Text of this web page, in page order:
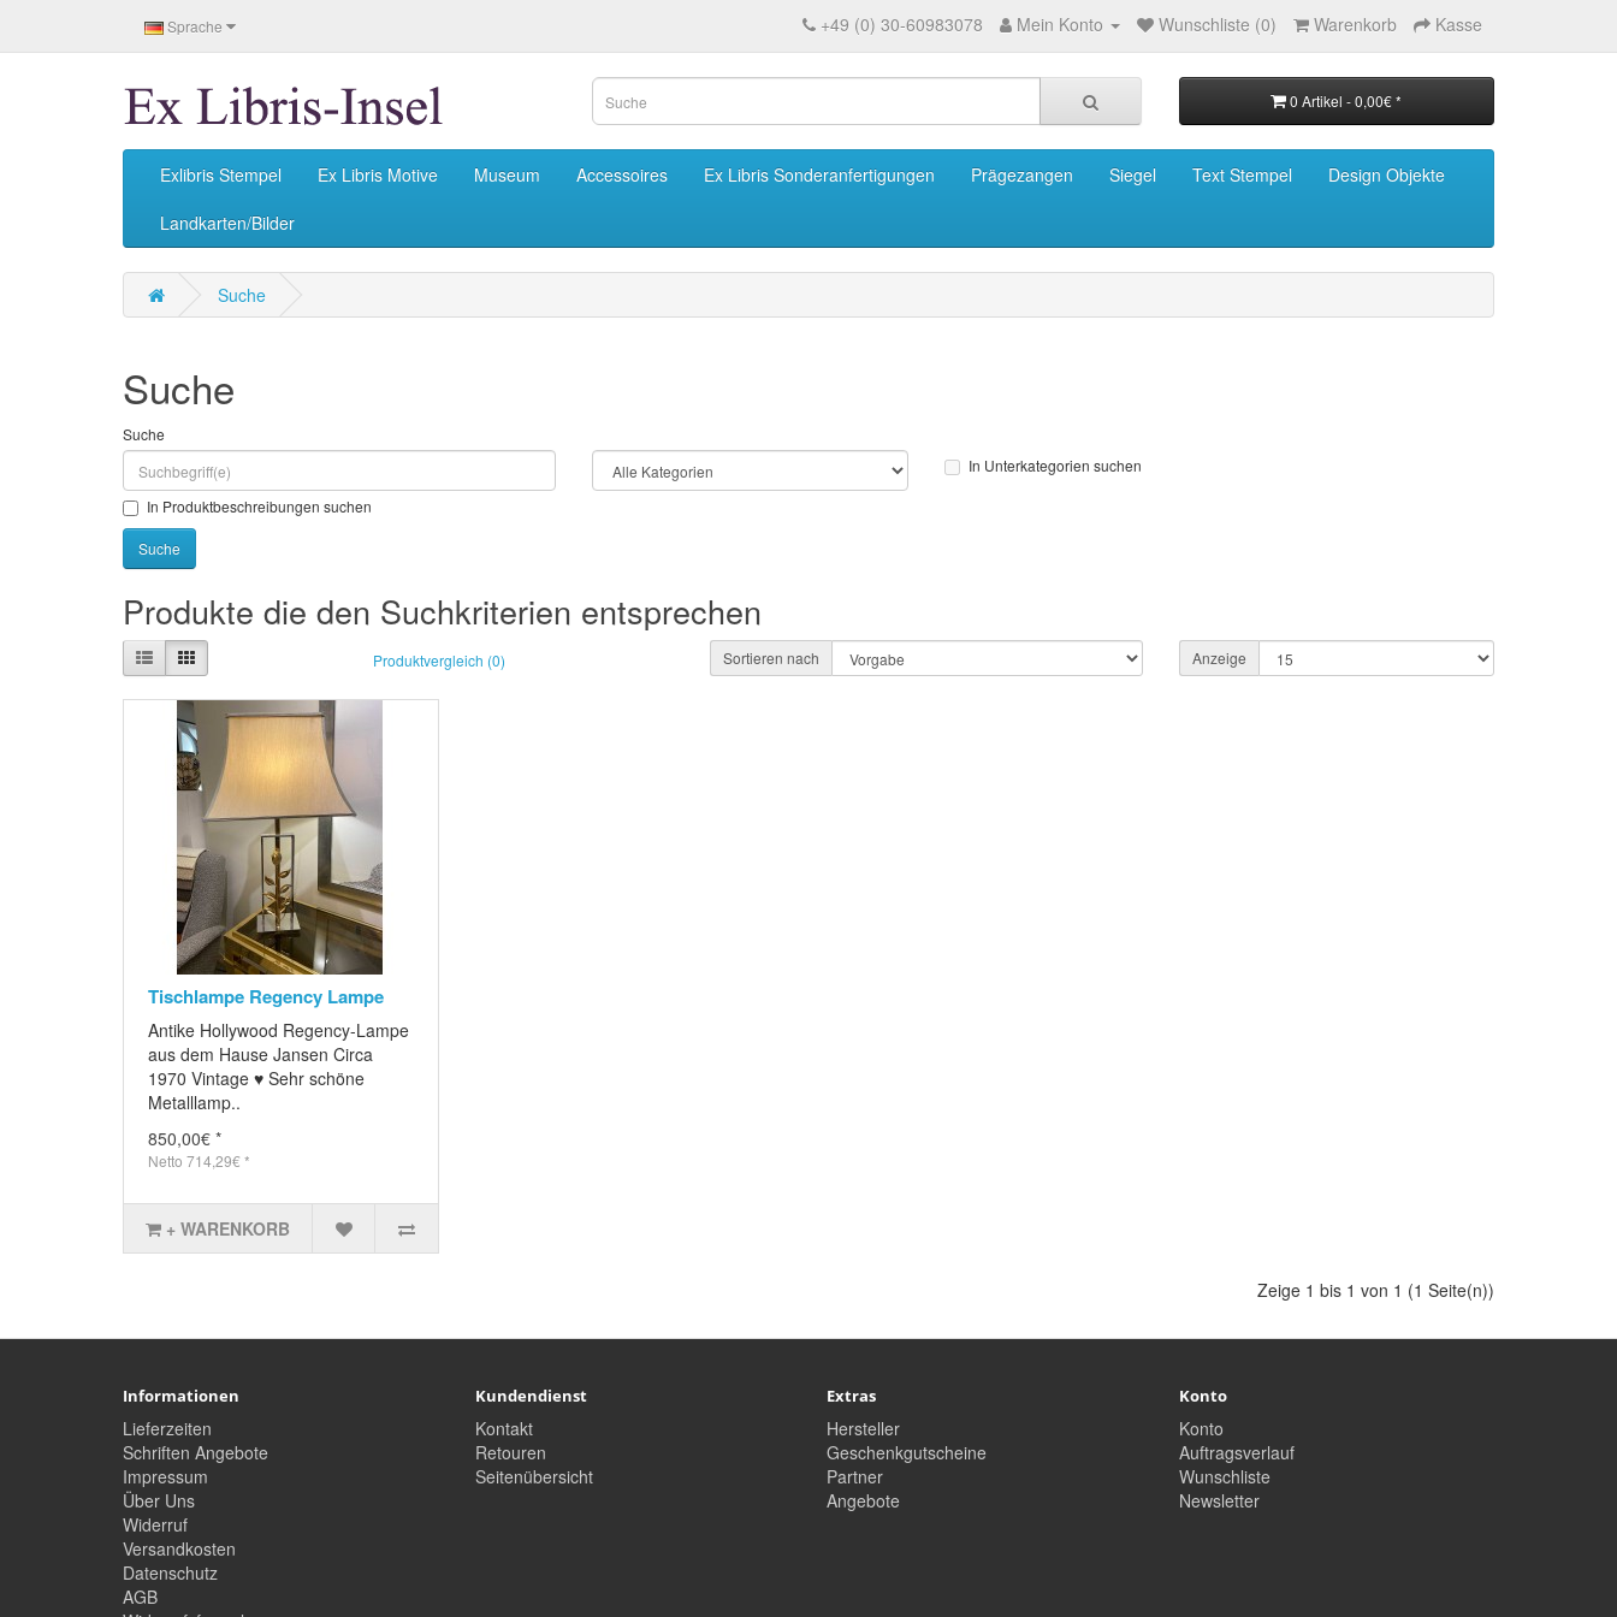
Sprache +49 (0) 30-60983078 Mein Konto Wunschliste (0) Warenkorb Kasse
0 Artikel - 0,00€ *
Exlibris Stempel Ex Libris Motive Museum Accessoires Ex Libris Sonderanfertigungen Prägezangen Siegel Text Stempel
Design Objekte
Landkarten/Bilder
Suche
Suche
Suche
In Unterkategorien suchen
In Produktbeschreibungen suchen
Produkte die den Suchkriterien entsprechen
Produktvergleich (0) Sortieren nach Anzeige
Tischlampe Regency Lampe
Antike Hollywood Regency-Lampe
aus dem Hause Jansen Circa
1970 Vintage ♥ Sehr schöne
Metalllamp..
850,00€ *
Netto 714,29€ *
+ WARENKORB
Zeige 1 bis 1 von 1 (1 Seite(n))
Informationen
Lieferzeiten
Schriften Angebote
Impressum
Über Uns
Widerruf
Versandkosten
Datenschutz
AGB
Kundendienst
Kontakt
Retouren
Seitenübersicht
Extras
Hersteller
Geschenkgutscheine
Partner
Angebote
Konto
Konto
Auftragsverlauf
Wunschliste
Newsletter